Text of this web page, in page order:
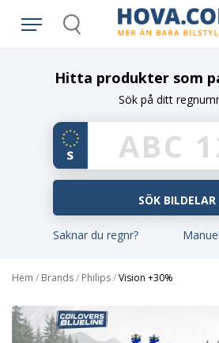
Search
Hitta produkter som
Sök på ditt
Saknar du regnr?
Hem / Brands/ Philips/Vision +30%